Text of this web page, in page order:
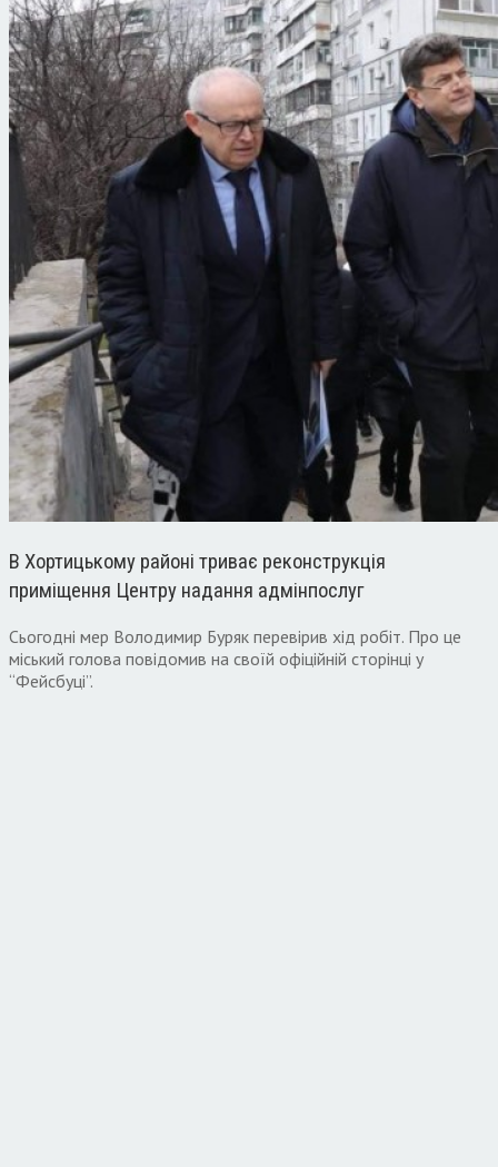
В Хортицькому районі триває реконструкція
приміщення Центру надання адмінпослуг
Сьогодні мер Володимир Буряк перевірив хід робіт. Про це
міський голова повідомив на своїй офіційній сторінці у
“Фейсбуці”.